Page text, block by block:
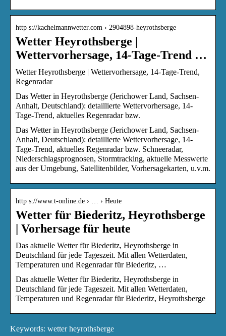
http s://kachelmannwetter.com › 2904898-heyrothsberge
Wetter Heyrothsberge |
Wettervorhersage, 14-Tage-Trend …
Wetter Heyrothsberge | Wettervorhersage, 14-Tage-Trend,
Regenradar
Das Wetter in Heyrothsberge (Jerichower Land, Sachsen-
Anhalt, Deutschland): detaillierte Wettervorhersage, 14-
Tage-Trend, aktuelles Regenradar bzw.
Das Wetter in Heyrothsberge (Jerichower Land, Sachsen-
Anhalt, Deutschland): detaillierte Wettervorhersage, 14-
Tage-Trend, aktuelles Regenradar bzw. Schneeradar,
Niederschlagsprognosen, Stormtracking, aktuelle Messwerte
aus der Umgebung, Satellitenbilder, Vorhersagekarten, u.v.m.
http s://www.t-online.de › … › Heute
Wetter für Biederitz, Heyrothsberge
| Vorhersage für heute
Das aktuelle Wetter für Biederitz, Heyrothsberge in
Deutschland für jede Tageszeit. Mit allen Wetterdaten,
Temperaturen und Regenradar für Biederitz, …
Das aktuelle Wetter für Biederitz, Heyrothsberge in
Deutschland für jede Tageszeit. Mit allen Wetterdaten,
Temperaturen und Regenradar für Biederitz, Heyrothsberge
Keywords: wetter heyrothsberge